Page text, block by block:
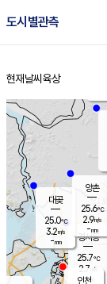
도시별관측
홈
현재날씨 육상
경서동
25.7℃
2.7 m/s
-mm
대곶
25.0℃
3.2m/s
-mm
양촌
25.6℃
2.9m/s
-mm
인천